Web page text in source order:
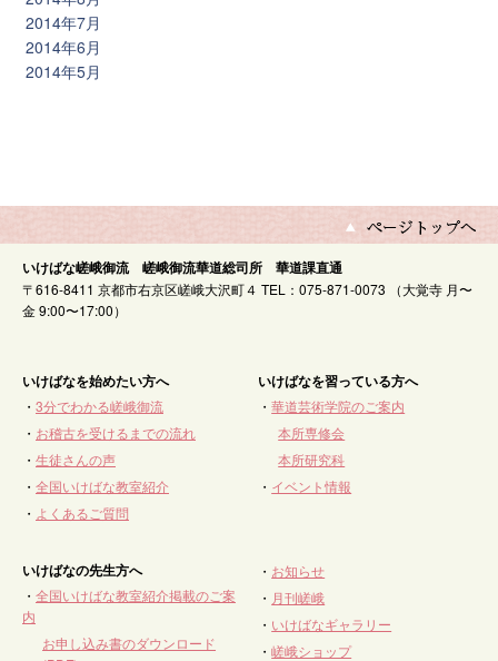
2014年7月
2014年6月
2014年5月
いけばな嵯峨御流 嵯峨御流華道総司所 華道課直通
〒616-8411 京都市右京区嵯峨大沢町４ TEL：075-871-0073 （大覚寺 月〜
金 9:00〜17:00）
いけばなを始めたい方へ
・ 3分でわかる嵯峨御流
・ お稽古を受けるまでの流れ
・ 生徒さんの声
・ 全国いけばな教室紹介
・ よくあるご質問
いけばなを習っている方へ
・華道芸術学院のご案内
本所専修会
本所研究科
・ イベント情報
いけばなの先生方へ
・ 全国いけばな教室紹介掲載のご案
内
お申し込み書のダウンロード
・ お知らせ
・ 月刊嵯峨
・ いけばなギャラリー
・嵯峨ショップ